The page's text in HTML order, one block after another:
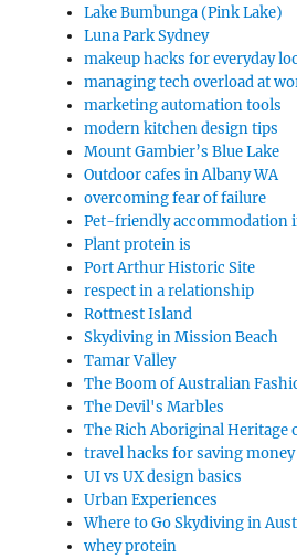
Lake Bumbunga (Pink Lake)
Luna Park Sydney
makeup hacks for everyday
managing tech overload at
marketing automation tools
modern kitchen design tips
Mount Gambier’s Blue Lake
Outdoor cafes in Albany WA
overcoming fear of failure
Pet-friendly accommodation
Plant protein is
Port Arthur Historic Site
respect in a relationship
Rottnest Island
Skydiving in Mission Beach
Tamar Valley
The Boom of Australian
The Devil's Marbles
The Rich Aboriginal Heritage
travel hacks for saving money
UI vs UX design basics
Urban Experiences
Where to Go Skydiving in
whey protein